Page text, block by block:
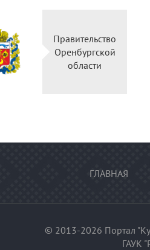
Правительство
Оренбургской
области
ГЛАВНАЯ
© 2013-2026 Портал
ГАУК